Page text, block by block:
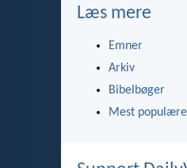
Læs mere
Emner
Arkiv
Bibelbøger
Mest